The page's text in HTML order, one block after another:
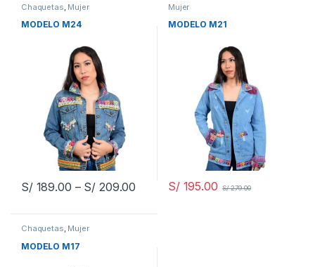
Chaquetas Mujer
MODELO M24
S/189.00 – S/ 209.00
Mujer
MODELO M21
S/195.00 S/279.00
Chaquetas, Mujer
MODELO M17